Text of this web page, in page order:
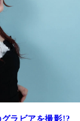
ラビアを撮影!?